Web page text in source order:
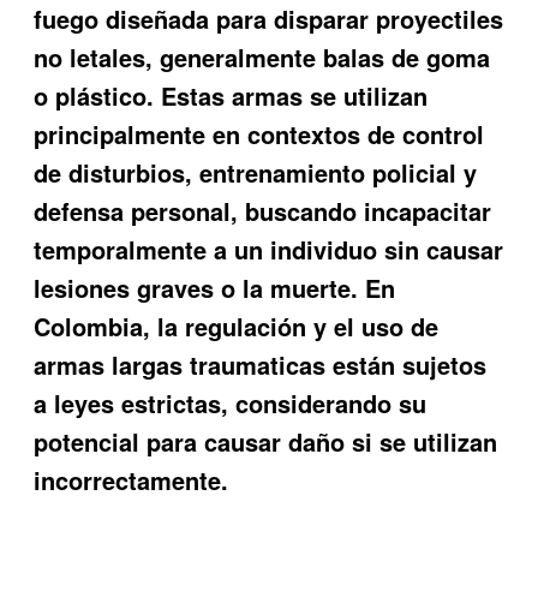
fuego diseñada para disparar proyectiles
no letales, generalmente balas de goma
o plástico. Estas armas se utilizan
principalmente en contextos de control
de disturbios, entrenamiento policial y
defensa personal, buscando incapacitar
temporalmente a un individuo sin causar
lesiones graves o la muerte. En
Colombia, la regulación y el uso de
armas largas traumaticas están sujetos
a leyes estrictas, considerando su
potencial para causar daño si se utilizan
incorrectamente.